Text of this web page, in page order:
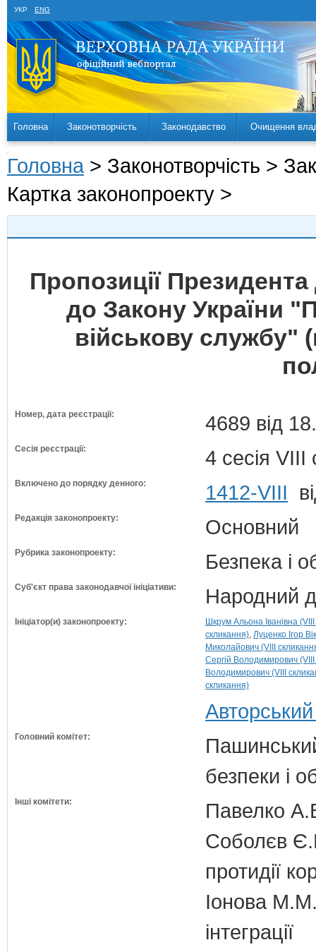
УКР ENG
Головна Законотворчість Законодавство Очищення
Головна > Законотворчість >
Картка законопроекту >
Пропозиції
до Закону України
військову службу"
Номер, дата реєстрації: 4689 від
Сесія реєстрації: 4 сесія VIII
Включено до порядку денного: 1412-VIII
Редакція законопроекту: Основний
Рубрика законопроекту: Безпека і
Суб'єкт права законодавчої ініціативи: Народний
Ініціатор(и) законопроекту:
Шкрум Альона Іванівна
скликання) Луценко Ігор
Миколайович (VIII
Сергій Володимирович (VIII
Володимирович (VIII
скликання)
Головний комітет:
безпеки і
Інші комітети:
Павелко
Соболєв
протидії
Іонова М.М.
інтеграції